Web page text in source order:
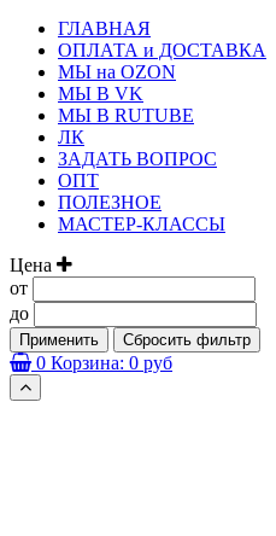
ГЛАВНАЯ
ОПЛАТА и ДОСТАВКА
МЫ на OZON
МЫ В VK
МЫ В RUTUBE
ЛК
ЗАДАТЬ ВОПРОС
ОПТ
ПОЛЕЗНОЕ
МАСТЕР-КЛАССЫ
Цена
от
до
Применить Сбросить фильтр
0 Корзина: 0 руб